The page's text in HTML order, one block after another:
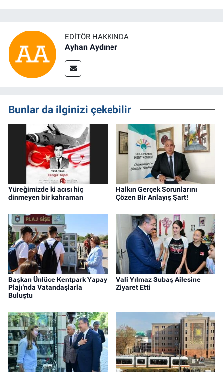
EDITÖR HAKKINDA
Ayhan Aydıner
Bunlar da ilginizi çekebilir
Yüreğimizde ki acısı hiç
dinmeyen bir kahraman
Halkın Gerçek Sorunlarını
Çözen Bir Anlayış Şart!
Başkan Ünlüce Kentpark Yapay
Plajı'nda Vatandaşlarla
Buluştu
Vali Yılmaz Subaş Ailesine
Ziyaret Etti